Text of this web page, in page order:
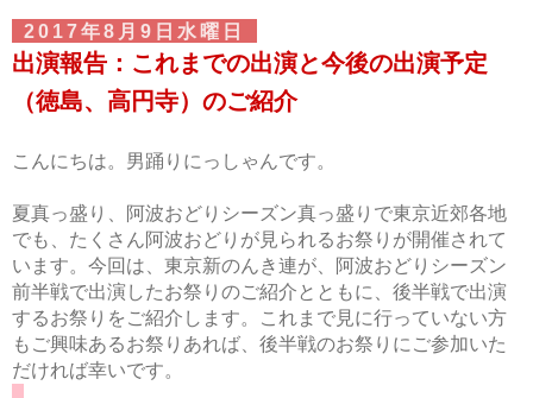
カテゴリ
いずみ
カーチャ
かな
ここが好きだよ！東
京新のんき連
せきまゆ
2017年8月9日水曜日
出演報告：これまでの出演と今後の出演予定
（徳島、高円寺）のご紹介
こんにちは。男踊りにっしゃんです。
夏真っ盛り、阿波おどりシーズン真っ盛りで東京近郊各地
でも、たくさん阿波おどりが見られるお祭りが開催されて
います。今回は、東京新のんき連が、阿波おどりシーズン
前半戦で出演したお祭りのご紹介とともに、後半戦で出演
するお祭りをご紹介します。これまで見に行っていない方
もご興味あるお祭りあれば、後半戦のお祭りにご参加いた
だければ幸いです。